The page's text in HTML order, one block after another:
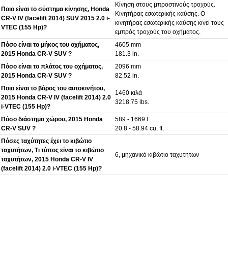
Ποιο είναι το σύστημα κίνησης, Honda
CR-V IV (facelift 2014) SUV 2015 2.0 i-
VTEC (155 Hp)?
Κίνηση στους μπροστινούς τροχούς.
Κινητήρας εσωτερικής καύσης. Ο
κινητήρας εσωτερικής καύσης κινεί τους
εμπρός τροχούς του οχήματος.
Πόσο είναι το μήκος του οχήματος,
2015 Honda CR-V SUV ?
4605 mm
181.3 in.
Πόσο είναι το πλάτος του οχήματος,
2015 Honda CR-V SUV ?
2096 mm
82.52 in.
Ποιο είναι το βάρος του αυτοκινήτου,
2015 Honda CR-V IV (facelift 2014) 2.0
i-VTEC (155 Hp)?
1460 κιλά
3218.75 lbs.
Πόσο διάστημα χώρου, 2015 Honda
CR-V SUV ?
589 - 1669 l
20.8 - 58.94 cu. ft.
Πόσες ταχύτητες έχει το κιβώτιο
ταχυτήτων, Τι τύπος είναι το κιβώτιο
ταχυτήτων, 2015 Honda CR-V IV
(facelift 2014) 2.0 i-VTEC (155 Hp)?
6, μηχανικό κιβώτιο ταχυτήτων